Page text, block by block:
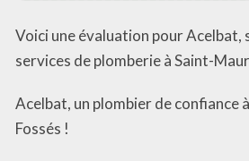
Voici une évaluation pour Acelbat,
services de plomberie à Saint-
Acelbat, un plombier de confiance
Fossés !